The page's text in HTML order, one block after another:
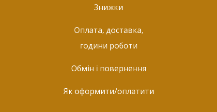
Знижки
Оплата, доставка,
години роботи
Обмін і повернення
Як оформити/оплатити